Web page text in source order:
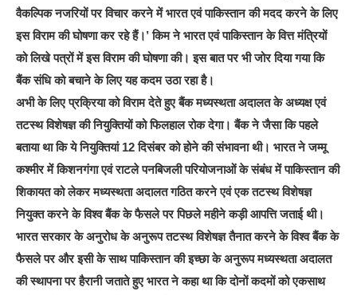
वैकल्पिक नजरियों पर विचार करने में भारत एवं पाकिस्तान की मदद करने के लिए
इस विराम की घोषणा कर रहे हैं।’ किम ने भारत एवं पाकिस्तान के वित्त मंत्रियों
को लिखे पत्रों में इस विराम की घोषणा की। इस बात पर भी जोर दिया गया कि
बैंक संधि को बचाने के लिए यह कदम उठा रहा है।
अभी के लिए प्रक्रिया को विराम देते हुए बैंक मध्यस्थता अदालत के अध्यक्ष एवं
तटस्थ विशेषज्ञ की नियुक्तियों को फिलहाल रोक देगा। बैंक ने जैसा कि पहले
बताया था कि ये नियुक्तियां 12 दिसंबर को होने की संभावना थी। भारत ने जम्मू
कश्मीर में किशनगंगा एवं राटले पनबिजली परियोजनाओं के संबंध में पाकिस्तान की
शिकायत को लेकर मध्यस्थता अदालत गठित करने एवं एक तटस्थ विशेषज्ञ
नियुक्त करने के विश्व बैंक के फैसले पर पिछले महीने कड़ी आपत्ति जताई थी।
भारत सरकार के अनुरोध के अनुरूप तटस्थ विशेषज्ञ तैनात करने के विश्व बैंक के
फैसले पर और इसी के साथ पाकिस्तान की इच्छा के अनुरूप मध्यस्थता अदालत
की स्थापना पर हैरानी जताते हुए भारत ने कहा था कि दोनों कदमों को एकसाथ